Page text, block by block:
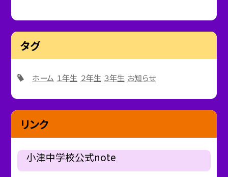
タグ
ホーム １年生 ２年生 ３年生 お知らせ
リンク
小津中学校公式note